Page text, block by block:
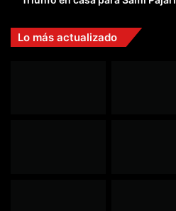
Lo más actualizado